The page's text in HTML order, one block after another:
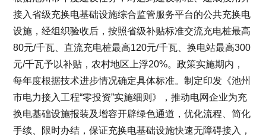
接入省级充换电基础设施综合监管服务平台的公共充换电
设施，经组织验收后，按照省级补贴标准交流充电桩最高
80元/千瓦、直流充电桩最高120元/千瓦、换电站最高300
元/千瓦予以补贴，农村地区上浮20%。政策实施期内，
每年度根据技术进步情况确定具体标准。制定印发《池州
市电力接入工程“零投资”实施细则》，推动电网企业为充
换电基础设施报装及增容开辟绿色通道，优化流程、简化
手续、限时办结，保证充换电基础设施快速无障碍接入，